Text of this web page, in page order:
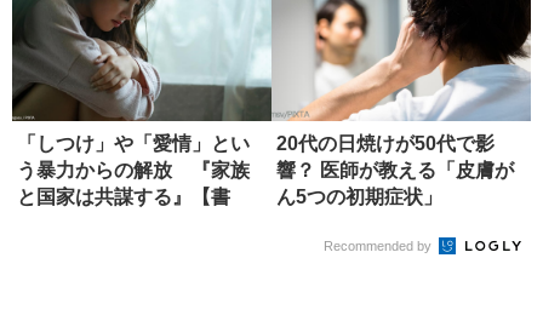
「しつけ」や「愛情」とい
う暴力からの解放 『家族
と国家は共謀する』【書
20代の日焼けが50代で影
響？ 医師が教える「皮膚が
ん5つの初期症状」
Recommended by